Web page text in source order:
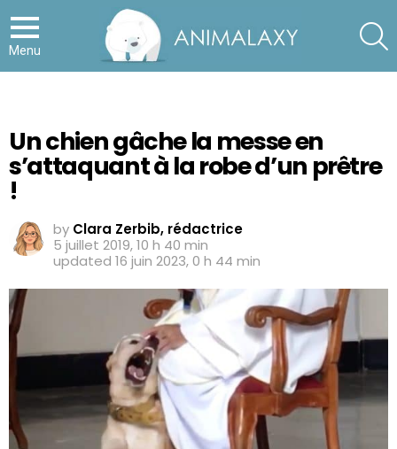
Menu
Un chien gâche la messe en
s’attaquant à la robe d’un prêtre
!
by Clara Zerbib, rédactrice
5 juillet 2019, 10 h 40 min
updated 16 juin 2023, 0 h 44 min